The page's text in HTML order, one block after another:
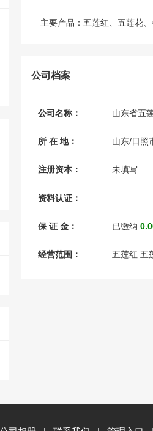
主要产品：五莲红、五莲花
公司档案
公司名称： 山东省五
所 在 地： 山东/日照
注册资本： 未填写
资料认证：
保 证 金： 已缴纳
经营范围： 五莲红.五